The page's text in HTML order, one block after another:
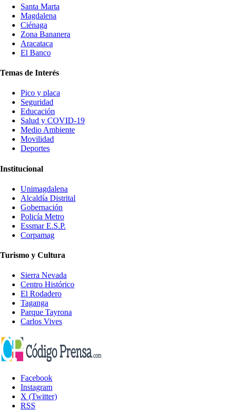
Santa Marta
Magdalena
Ciénaga
Zona Bananera
Aracataca
El Banco
Temas de Interés
Pico y placa
Seguridad
Educación
Salud y COVID-19
Medio Ambiente
Movilidad
Deportes
Institucional
Unimagdalena
Alcaldía Distrital
Gobernación
Policía Metro
Essmar E.S.P.
Corpamag
Turismo y Cultura
Sierra Nevada
Centro Histórico
El Rodadero
Taganga
Parque Tayrona
Carlos Vives
Facebook
Instagram
X (Twitter)
RSS